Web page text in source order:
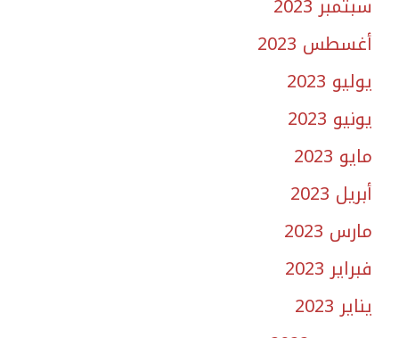
أغسطس 2023
يوليو 2023
يونيو 2023
مايو 2023
أبريل 2023
مارس 2023
فبراير 2023
يناير 2023